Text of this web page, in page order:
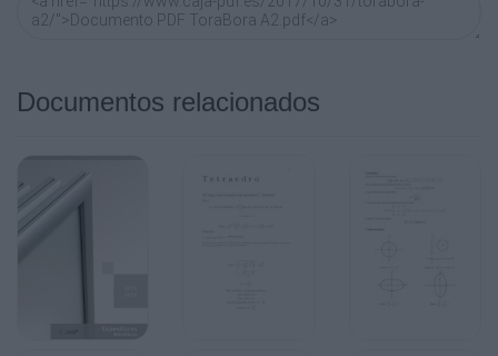
Documentos relacionados